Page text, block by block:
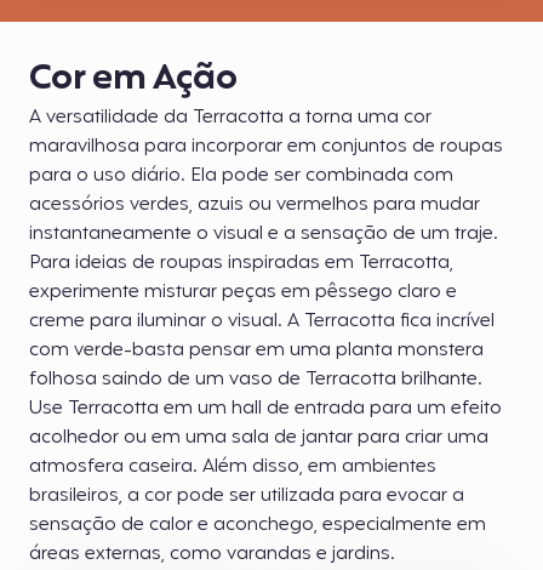
Cor em Ação
A versatilidade da Terracotta a torna uma cor
maravilhosa para incorporar em conjuntos de roupas
para o uso diário. Ela pode ser combinada com
acessórios verdes, azuis ou vermelhos para mudar
instantaneamente o visual e a sensação de um traje.
Para ideias de roupas inspiradas em Terracotta,
experimente misturar peças em pêssego claro e
creme para iluminar o visual. A Terracotta fica incrível
com verde-basta pensar em uma planta monstera
folhosa saindo de um vaso de Terracotta brilhante.
Use Terracotta em um hall de entrada para um efeito
acolhedor ou em uma sala de jantar para criar uma
atmosfera caseira. Além disso, em ambientes
brasileiros, a cor pode ser utilizada para evocar a
sensação de calor e aconchego, especialmente em
áreas externas, como varandas e jardins.